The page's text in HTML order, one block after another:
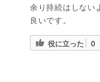
余り持続はしない
良いです。
役に立った 0